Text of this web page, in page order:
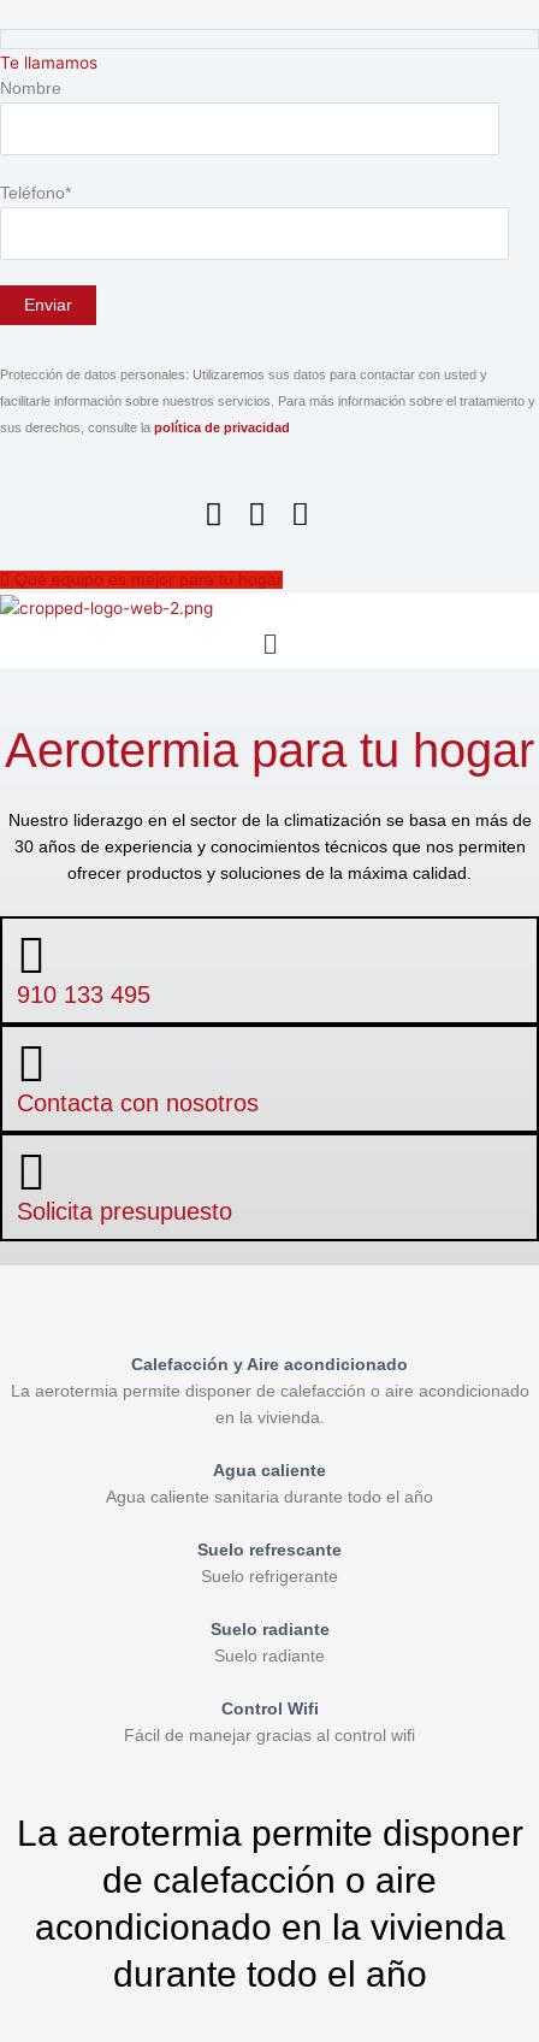
al
contenido
Te llamamos
Nombre
Teléfono*
Protección de datos personales: Utilizaremos sus datos para contactar con usted y
facilitarle información sobre nuestros servicios. Para más información sobre el tratamiento y
sus derechos, consulte la política de privacidad
Qué equipo es mejor para tu hogar
Menú
Aerotermia para tu hogar
Nuestro liderazgo en el sector de la climatización se basa en más de
30 años de experiencia y conocimientos técnicos que nos permiten
ofrecer productos y soluciones de la máxima calidad.
910 133 495
Contacta con nosotros
Solicita presupuesto
Calefacción y Aire acondicionado
La aerotermia permite disponer de calefacción o aire acondicionado
en la vivienda.
Agua caliente
Agua caliente sanitaria durante todo el año
Suelo refrescante
Suelo refrigerante
Suelo radiante
Suelo radiante
Control Wifi
Fácil de manejar gracias al control wifi
La aerotermia permite disponer
de calefacción o aire
acondicionado en la vivienda
durante todo el año